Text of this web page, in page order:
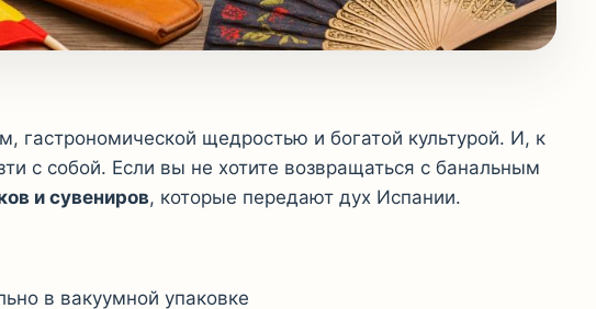
гастрономической щедростью и богатой культурой. И, к
с собой. Если вы не хотите возвращаться с банальным
и сувениров, которые передают дух Испании.
в вакуумной упаковке